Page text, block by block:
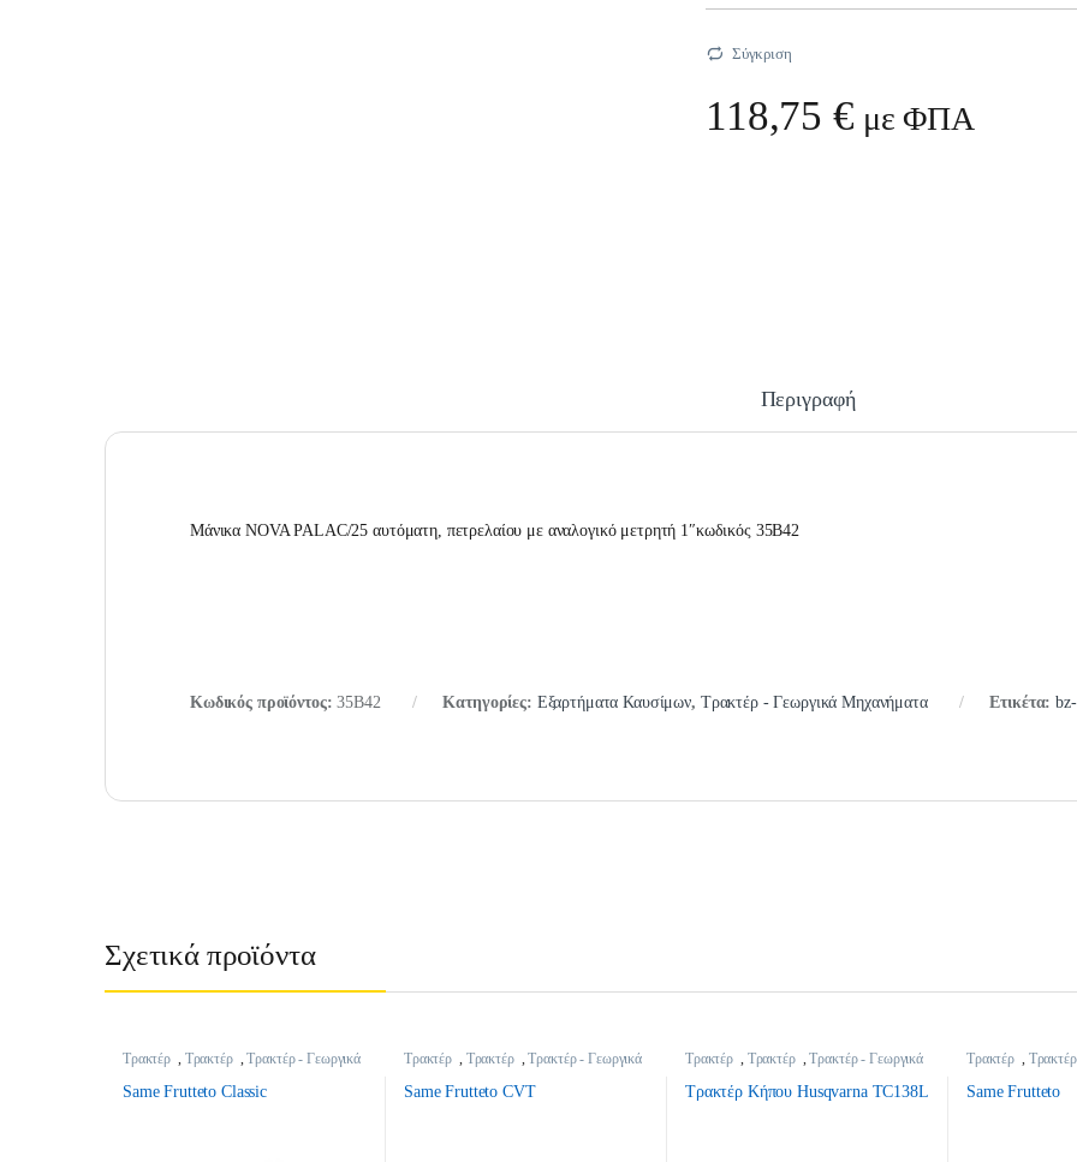
Σύγκριση
118,75€ με ΦΠΑ
Περιγραφή
Μάνικα NOVA PALAC/25 αυτόματη, πετρελαίου με αναλογικό μετρητή 1″κωδικός 35B42
Κωδικός προϊόντος:35B42 Κατηγορίες: Εξαρτήματα Καυσίμων, Τρακτέρ - Γεωργικά Μηχανήματα Ετικέτα:
Σχετικά προϊόντα
Τρακτέρ , Τρακτέρ ,Τρακτέρ - Γεωργικά
Same Frutteto Classic
Τρακτέρ , Τρακτέρ ,Τρακτέρ - Γεωργικά
Same Frutteto CVT
Τρακτέρ , Τρακτέρ ,Τρακτέρ - Γεωργικά
Τρακτέρ Κήπου Husqvarna TC138L
Τρακτέρ , Τρακτέρ
Same Frutteto